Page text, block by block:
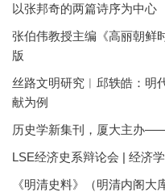
以张邦奇的两篇诗序为中心
张伯伟教授主编《高丽朝鲜
版
丝路文明研究︱邱轶皓：明
献为例
历史学新集刊，厦大主办
LSE经济史系辩论会 | 经济
《明清史料》（明清内阁大